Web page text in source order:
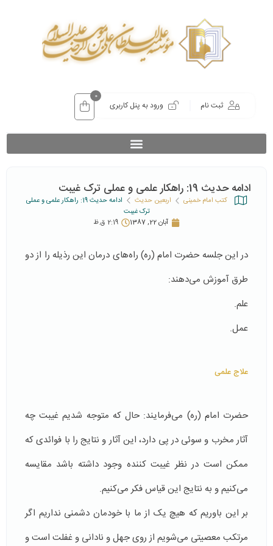
ثبت نام ورود به پنل کاربری
0
ادامه حدیث 19: راهکار علمی و عملی ترک غیبت
کتب امام خمینی اربعین حدیث
ادامه حدیث 19: راهکار علمی و عملی
ترک غیبت
آبان 22, 1387
2:19 ق.ظ
در این جلسه حضرت امام (ره) راه‌های درمان این رذیله را از دو
طرق آموزش می‌دهند:
علم.
عمل.
علاج علمی
حضرت امام (ره) می‌فرمایند: حال که متوجه شدیم غیبت چه
آثار مخرب و سوئی در پی دارد، این آثار و نتایج را با فوائدی که
ممکن است در نظر غیبت کننده وجود داشته باشد مقایسه
می‌کنیم و به نتایج این قیاس فکر می‌کنیم.
بر این باوریم که هیچ یک از ما با خودمان دشمنی نداریم اگر
مرتکب معصیتی می‌شویم از روی جهل و نادانی و غفلت است و